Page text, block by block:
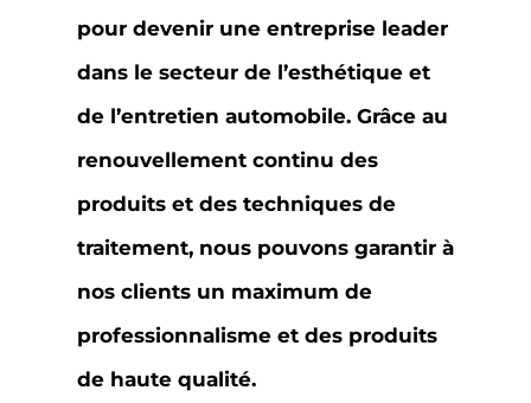
pour devenir une entreprise leader
dans le secteur de l’esthétique et
de l’entretien automobile. Grâce au
renouvellement continu des
produits et des techniques de
traitement, nous pouvons garantir à
nos clients un maximum de
professionnalisme et des produits
de haute qualité.